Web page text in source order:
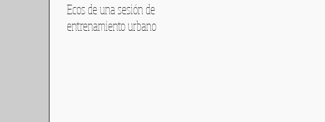
Ecos de una sesión de
entrenamiento urbano